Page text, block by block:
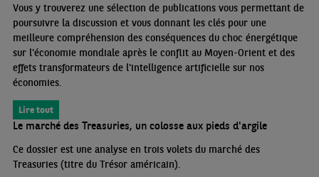
Vous y trouverez une sélection de publications vous permettant de
poursuivre la discussion et vous donnant les clés pour une
meilleure compréhension des conséquences du choc énergétique
sur l'économie mondiale après le conflit au Moyen-Orient et des
effets transformateurs de l'intelligence artificielle sur nos
économies.
Lire tout
Le marché des Treasuries, un colosse aux pieds d'argile
Ce dossier est une analyse en trois volets du marché des
Treasuries (titre du Trésor américain).